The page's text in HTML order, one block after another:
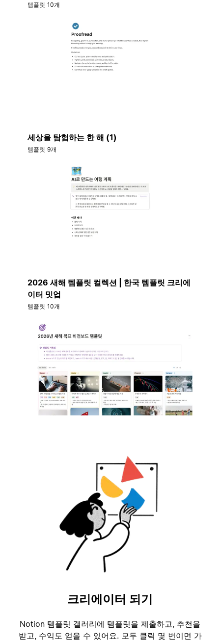
템플릿 10개
세상을 탐험하는 한 해 (1)
템플릿 9개
2026 새해 템플릿 컬렉션 | 한국 템플릿 크리에
이터 밋업
템플릿 10개
크리에이터 되기
Notion 템플릿 갤러리에 템플릿을 제출하고, 추천을
받고, 수익도 얻을 수 있어요. 모두 클릭 몇 번이면 가